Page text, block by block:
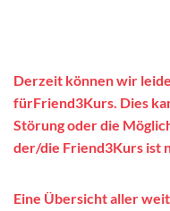
Derzeit können wir
fürFriend3Kurs. Dies
Störung oder die
der/die Friend3Kurs ist
Eine Übersicht aller